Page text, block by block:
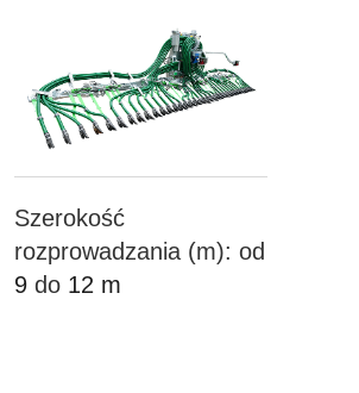
Szerokość
rozprowadzania (m): od
9 do 12 m